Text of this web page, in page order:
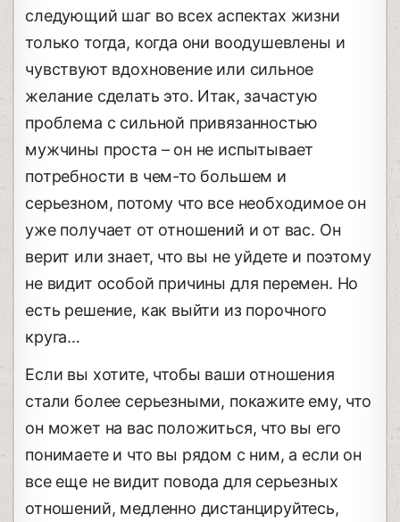
следующий шаг во всех аспектах жизни
только тогда, когда они воодушевлены и
чувствуют вдохновение или сильное
желание сделать это. Итак, зачастую
проблема с сильной привязанностью
мужчины проста – он не испытывает
потребности в чем-то большем и
серьезном, потому что все необходимое он
уже получает от отношений и от вас. Он
верит или знает, что вы не уйдете и поэтому
не видит особой причины для перемен. Но
есть решение, как выйти из порочного
круга…
Если вы хотите, чтобы ваши отношения
стали более серьезными, покажите ему, что
он может на вас положиться, что вы его
понимаете и что вы рядом с ним, а если он
все еще не видит повода для серьезных
отношений, медленно дистанцируйтесь,